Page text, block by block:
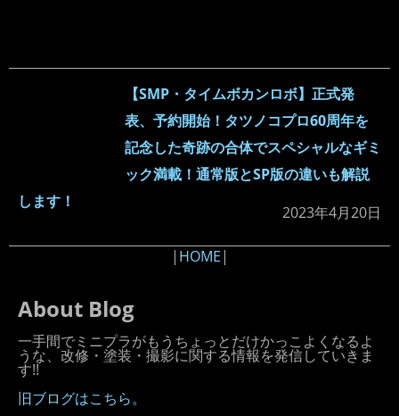
【SMP・タイムボカンロボ】正式発
表、予約開始！タツノコプロ60周年を
記念した奇跡の合体でスペシャルなギミ
ック満載！通常版とSP版の違いも解説
します！
2023年4月20日
| HOME|
About Blog
一手間でミニプラがもうちょっとだけかっこよくなるよ
うな、改修・塗装・撮影に関する情報を発信していきま
す!!
旧ブログはこちら。